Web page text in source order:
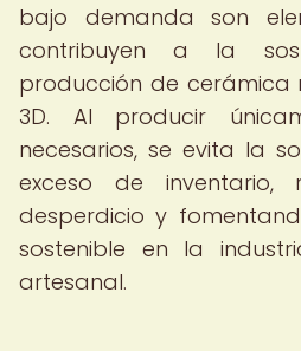
bajo demanda son
contribuyen a la
producción de cerámica
3D. Al producir
necesarios, se evita la
exceso de inventario,
desperdicio y
sostenible en la
artesanal.